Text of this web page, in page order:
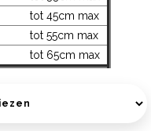
45cm max
55cm max
65cm max